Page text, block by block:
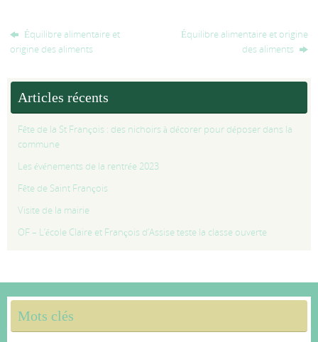
Équilibre alimentaire et
origine des aliments
Équilibre alimentaire et origine
des aliments
Articles récents
Fête de la St François : des nichoirs à décorer pour déposer dans la
commune
Les événements de la rentrée 2023
Fête de Saint François
Visite de la mairie
OF – L’école Claire et François d’Assise teste la classe ouverte
Mots clés